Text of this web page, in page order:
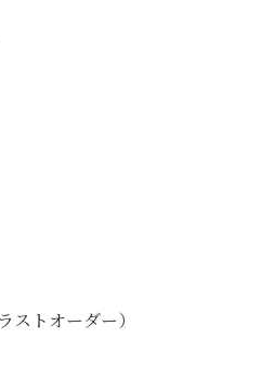
ストオーダー）